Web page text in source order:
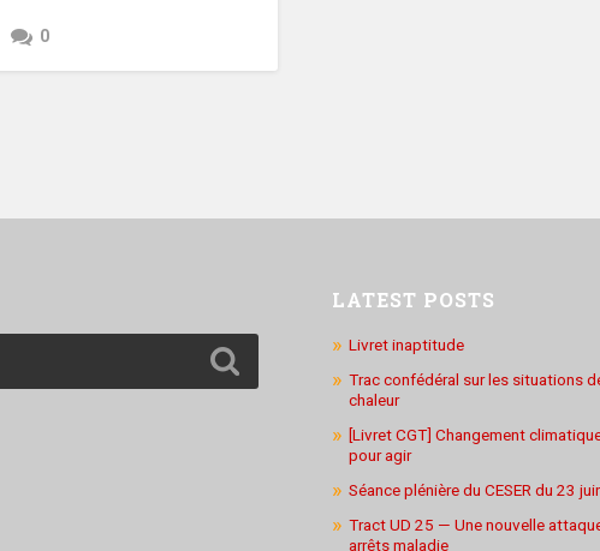
0
LATEST POSTS
Livret inaptitude
Trac confédéral sur les situations
chaleur
[Livret CGT] Changement
pour agir
Séance plénière du CESER du 23
Tract UD 25 — Une nouvelle
arrêts maladie